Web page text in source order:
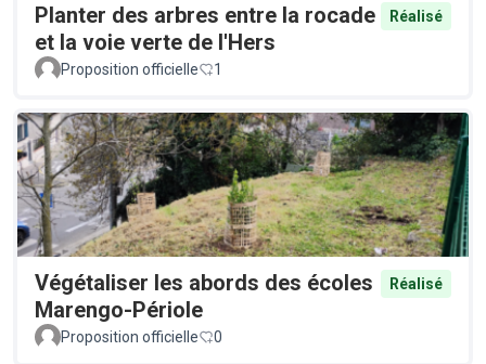
Planter des arbres entre la rocade
et la voie verte de l'Hers
Réalisé
Proposition officielle 1
Végétaliser les abords des écoles
Marengo-Périole
Réalisé
Proposition officielle 0